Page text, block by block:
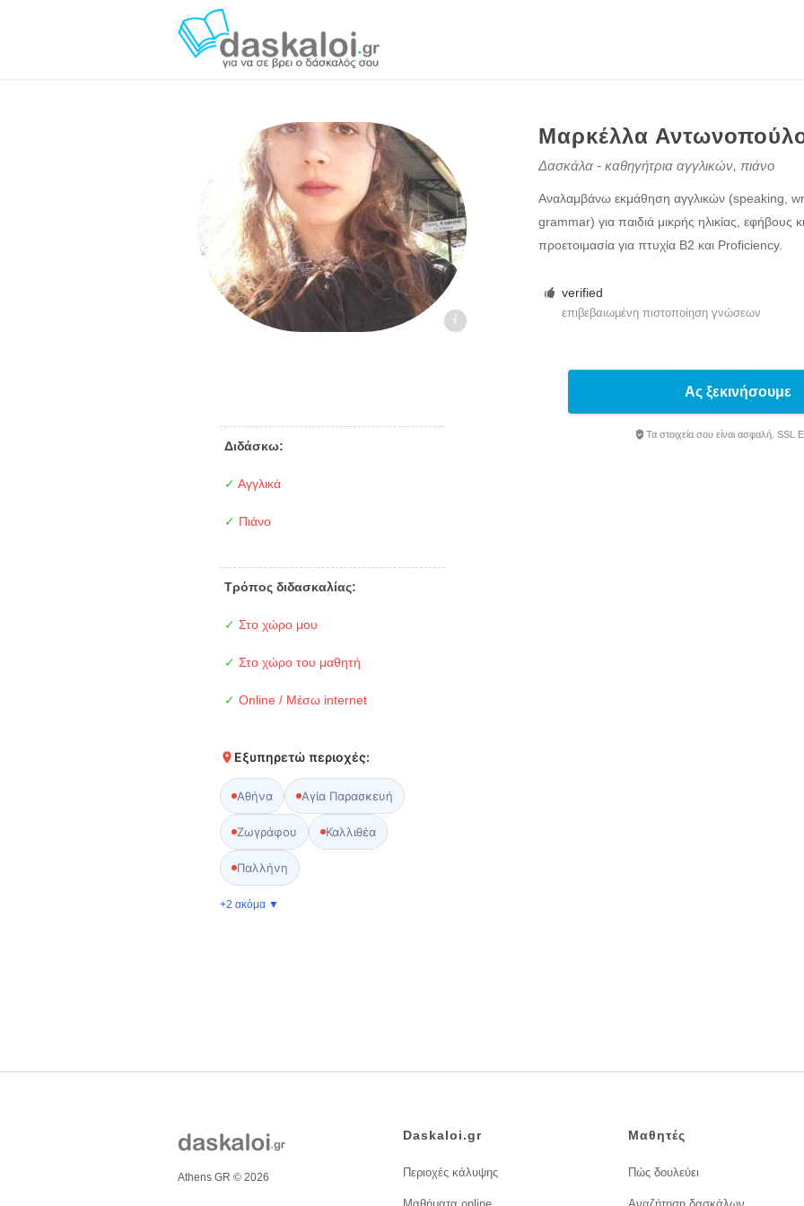
Μαρκέλλα Αντωνοπούλου - daskaloi.gr
Μαρκέλλα
Δασκάλα - καθηγήτρια αγγλικών, πιάνο
Αναλαμβάνω εκμάθηση αγγλικών (speaking,
grammar) για παιδιά μικρής ηλικίας, εφήβους
προετοιμασία για πτυχία Β2 και Proficiency.
verified
επιβεβαιωμένη πιστοποίηση γνώσεων
Διδάσκω:
✓ Αγγλικά
✓ Πιάνο
Τρόπος διδασκαλίας:
✓ Στο χώρο μου
✓ Στο χώρο του μαθητή
✓ Online / Μέσω internet
Εξυπηρετώ περιοχές:
Αθήνα Αγία Παρασκευή
Ζωγράφου Καλλιθέα
Παλλήνη
+2 ακόμα ▼
Ας ξεκινήσουμε
Τα στοιχεία σου είναι ασφαλή. SSL
Athens GR © 2026
Daskaloi.gr
Περιοχές κάλυψης
Μαθητές
Πώς δουλεύει